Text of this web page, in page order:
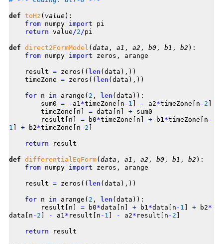
def toHz ( value):
from numpy import pi
return value/2/pi
def direct2FormModel ( data , a1 , a2 , b0 , b1 , b2 ):
from numpy import zeros, arange
    result
= zeros(( len (data),))
    timeZone
= zeros(( len (data),))
for n in arange( 2 , len (data)):
        sum0
= - a1*timeZone[n - 1 - a2*timeZone[n - 2
        timeZone[n]
= data[n] + sum0
        result[n]
= b0*timeZone[n] + b1*timeZone[n -
1
+ b2*timeZone[n - 2
return result
def differentialEqForm( data , a1 , a2 , b0 , b1 , b2 ):
from numpy import zeros, arange
    result
= zeros(( len (data),))
for n in arange( 2 , len (data)):
        result[n]
= b0*data[n] + b1*data[n - 1 + b2*
data[n - 2 - a1* result[n - 1 - a2* result[n - 2
return result